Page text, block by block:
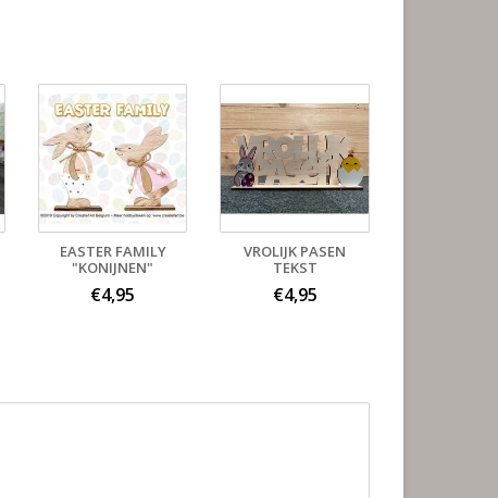
EASTER FAMILY
"KONIJNEN"
€4,95
VROLIJK PASEN
TEKST
€4,95